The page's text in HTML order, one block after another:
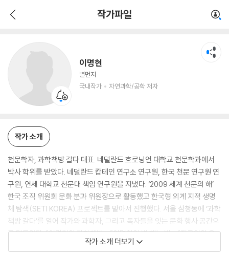
작가파일
이명현
별먼지
국내작가
자연과학/공학 저자
자연과학/공학 저자
작가 소개
천문학자, 과학책방 갈다 대표. 네덜란드 흐로닝언 대학교 천문학과에서
박사 학위를 받았다. 네덜란드 캅테인 연구소 연구원, 한국 천문 연구원 연
구원, 연세 대학교 천문대 책임 연구원을 지냈다. ‘2009 세계 천문의 해’
한국 조직 위원회 문화 분과 위원장으로 활동했고 한국형 외계 지적 생명
체 탐색(SETI KOREA) 프로젝트를 맡아서 진행했다. 서울 삼청동에 ‘과학
책방 갈다’를 열어 작가와 과학자, 그리고 독자들을 잇는 문화 행사 공간으
로 만들었다. 『이명현의 과학책방』, 『이명현의 별 헤는 밤』, 『지구인의 우
주공부』 등을 저술하고, 『침묵하는 우주』 등을 번역했다. 이 외에도 『과학
작가 소개 더보기